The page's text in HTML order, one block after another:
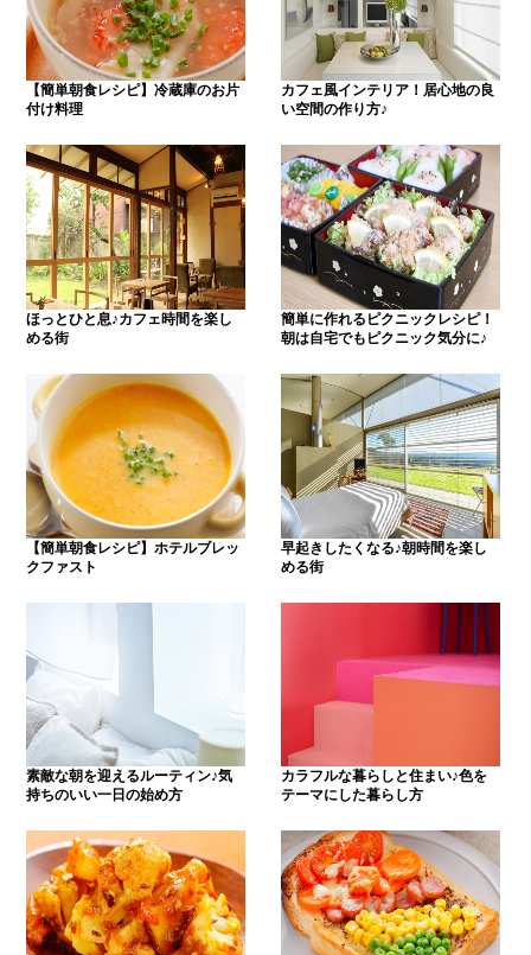
【簡単朝食レシピ】冷蔵庫のお片
付け料理
カフェ風インテリア！居心地の良
い空間の作り方♪
ほっとひと息♪カフェ時間を楽し
める街
簡単に作れるピクニックレシピ！
朝は自宅でもピクニック気分に♪
【簡単朝食レシピ】ホテルブレッ
クファスト
早起きしたくなる♪朝時間を楽し
める街
素敵な朝を迎えるルーティン♪気
持ちのいい一日の始め方
カラフルな暮らしと住まい♪色を
テーマにした暮らし方